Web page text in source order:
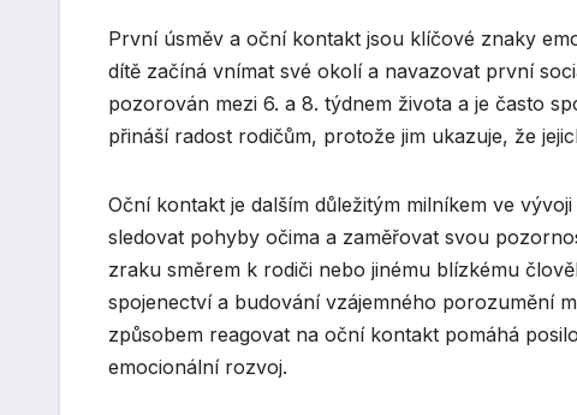
První úsměv a oční kontakt jsou klíčové znaky
dítě začíná vnímat své okolí a navazovat první
pozorován mezi 6. a 8. týdnem života a je často
přináší radost rodičům, protože jim ukazuje, že
Oční kontakt je dalším důležitým milníkem ve
sledovat pohyby očima a zaměřovat svou
zraku směrem k rodiči nebo jinému blízkému
spojenectví a budování vzájemného porozumění
způsobem reagovat na oční kontakt pomáhá
emocionální rozvoj.